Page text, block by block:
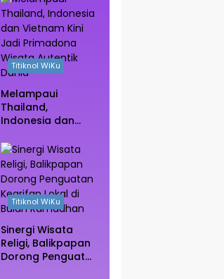
Titiknol WiKu
Melampaui
Thailand,
Indonesia dan
Primadona Wisata
Autentik Dunia
Titiknol WiKu
Sinergi Wisata
Religi, Balikpapan
Dorong Penguatan